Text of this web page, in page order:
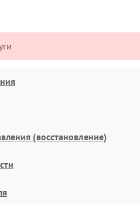
(восстановление)